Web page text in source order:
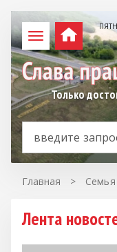
Только
Главная > Семья
Лента